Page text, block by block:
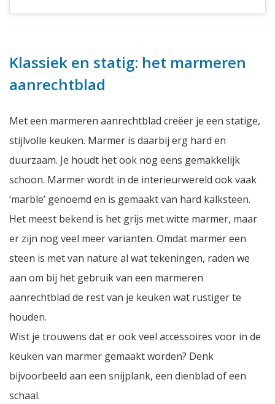
Klassiek en statig: het marmeren
aanrechtblad
Met een marmeren aanrechtblad creëer je een statige,
stijlvolle keuken. Marmer is daarbij erg hard en
duurzaam. Je houdt het ook nog eens gemakkelijk
schoon. Marmer wordt in de interieurwereld ook vaak
‘marble’ genoemd en is gemaakt van hard kalksteen.
Het meest bekend is het grijs met witte marmer, maar
er zijn nog veel meer varianten. Omdat marmer een
steen is met van nature al wat tekeningen, raden we
aan om bij het gebruik van een marmeren
aanrechtblad de rest van je keuken wat rustiger te
houden.
Wist je trouwens dat er ook veel accessoires voor in de
keuken van marmer gemaakt worden? Denk
bijvoorbeeld aan een snijplank, een dienblad of een
schaal.